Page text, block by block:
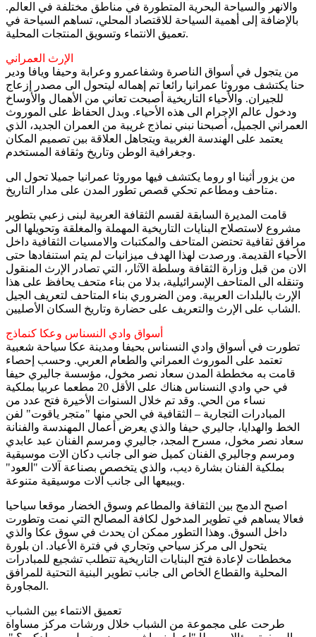
والانهر والسياحة البحرية المتطورة في مناطق مختلفة في العالم.
بالإضافة إلى أهمية السياحة للاقتصاد المحلي، تساهم السياحة في
تعميق الانتماء وتسويق المنتجات المحلية.
الإرث العمراني
من يتجول في أسواق الناصرة وشفاعمرو وعرابة وحيفا ويافا ودير
حنا يكتشف موروثا عمرانيا رائعا تم إهماله ليتحول الى مصدر إزعاج
للجيران. والأحياء التاريخية أصبحت تعاني من الأهمال والأوساخ
ودخول عالم الإجرام الى هذه الأحياء. وبدل الحفاظ على الموروث
العمراني الجميل، أصبحنا نبني نماذج غريبة من العمران الجديد، الذي
يعتمد على الهندسة الغربية ويتجاهل العلاقة بين تصميم المكان
وجغرافية الوطن وتاريخ وثقافة المستخدم.
من يزور أثينا او روما يكتشف فيها موروثا عمرانيا جميلا تحول الى
متاحف ومطاعم تحكي قصص تطور المدن على مدار التاريخ.
قامت المديرة السابقة لقسم الثقافة العربية لبنى زعبي بتطوير
مشروع لاستصلاح البنايات التاريخية المهملة والمغلقة وتحويلها الى
مرافق ثقافية تحتضن المتاحف والمكتبات والامسيات الثقافية داخل
الأحياء القديمة. ورصدت لهذا الهدف ميزانيات لم يتم استنفادها حتى
الان من قبل وزارة الثقافة وسلطة الآثار، التي تصادر الإرث المنقول
وتنقله الى المتاحف الإسرائيلية، بدلا من بناء متحف يحافظ على هذا
الإرث بالبلدات العربية. ومن الضروري بناء المتاحف لتعريف الجيل
الشاب على الإرث والتعريف على حضارة وتاريخ السكان الأصليين.
أسواق وادي النسناس وعكا كنماذج
تطورت في أسواق وادي النسناس بحيفا ومدينة عكا سياحة شعبية
تعتمد على الموروث العمراني والطعام العربي. وحسب إحصاء
قامت به مخططة المدن سعاد نصر مخول، مؤسسة جاليري حيفا
في حي وادي النسناس هناك على الأقل 20 مطعما عربيا بملكية
نساء من الحي. وقد تم خلال السنوات الأخيرة فتح عدد من
المبادرات التجارية – الثقافية في الحي منها "متجر ياقوت" لفن
الخط والهدايا، جاليري حيفا والذي يعرض أعمال المهندسة والفنانة
سعاد نصر مخول، مسرح المجد، جاليري ومرسم الفنان عبد عابدي
ومرسم وجاليري الفنان كميل ضو الى جانب دكان الات موسيقية
بملكية الفنان بشارة ديب، والذي يتخصص بصناعة آلات "العود"
ويبيعها الى جانب آلات موسيقية متنوعة.
اصبح الدمج بين الثقافة والمطاعم وسوق الخضار موقعا سياحيا
فعالا يساهم في تطوير المدخول لكافة المصالح التي نمت وتطورت
داخل السوق. وهذا التطور ممكن ان يحدث في سوق عكا والذي
يتحول الى مركز سياحي وتجاري في فترة الأعياد. ان بلورة
مخططات لإعادة فتح البنايات التاريخية تتطلب تشجيع للمبادرات
المحلية والقطاع الخاص الى جانب تطوير البنية التحتية للمرافق
المجاورة.
تعميق الانتماء بين الشباب
طرحت على مجموعة من الشباب خلال ورشات مركز مساواة